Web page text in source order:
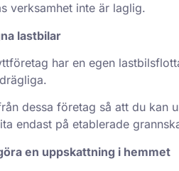
verksamhet inte är laglig.
lastbilar
har en egen
dessa företag så att du kan
endast på etablerade
en uppskattning i hemmet